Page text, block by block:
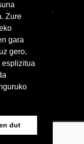
TIENDA
Castellano
Zure
gara
gero,
esplizitua
dut